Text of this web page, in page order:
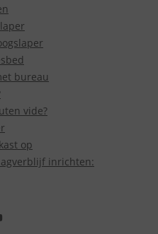
bureau
vide?
op
inrichten: